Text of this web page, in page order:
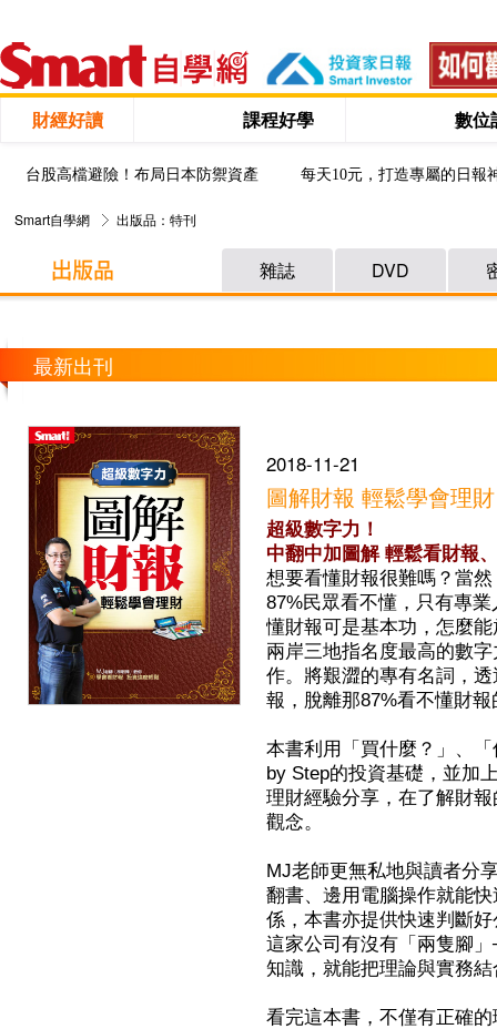
財經好讀 課程好學 數位
台股高檔避險！布局日本防禦資產 每天10元，打造專屬的日報
Smart自學網 出版品：特刊
雜誌 DVD
最新出刊
2018-11-21
圖解財報 輕鬆學會理財
超級數字力！
中翻中加圖解 輕鬆看財報
想要看懂財報很難嗎？當
87%民眾看不懂，只有專
懂財報可是基本功，怎麼
兩岸三地指名度最高的數
作。將艱澀的專有名詞，
報，脫離那87%看不懂財
本書利用「買什麼？」、
by Step的投資基礎，並加
理財經驗分享，在了解財
觀念。
MJ老師更無私地與讀者分
翻書、邊用電腦操作就能
係，本書亦提供快速判斷
這家公司有沒有「兩隻腳
知識，就能把理論與實務
看完這本書，不僅有正確